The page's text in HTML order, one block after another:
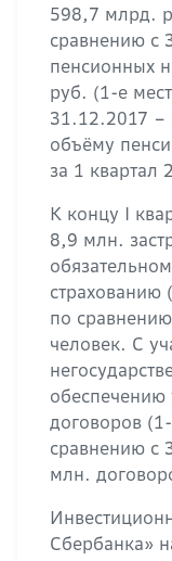
598,7 млрд.
сравнению с
пенсионных
руб. (1-е
31.12.2017 –
объёму
за 1 квартал
К концу I
8,9 млн.
страхованию
по
человек. С
договоров
сравнению с
млн.
Сбербанка»